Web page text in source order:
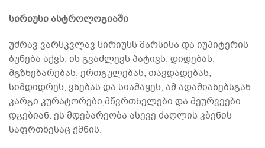
სირიუსი ასტროლოგიაში
უძრავ ვარსკვლავ სირიუსს მარსისა და იუპიტერის
ბუნება აქვს. ის გვაძლევს პატივს, დიდებას,
მგზნებარებას, ერთგულებას, თავდადებას,
სიმდიდრეს, ვნებას და სიამაყეს, ამ ადამიანებსგან
კარგი კურატორები,მწვრთნელები და მეურვეები
დგებიან. ეს მდებარეობა ასევე ძაღლის კბენის
საფრთხესაც ქმნის.